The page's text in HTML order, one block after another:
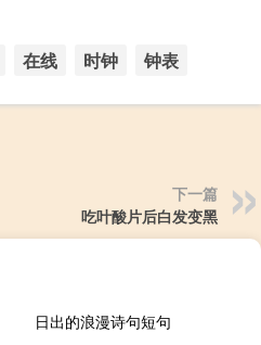
在线 时钟 钟表
下一篇
吃叶酸片后白发变黑
日出的浪漫诗句短句